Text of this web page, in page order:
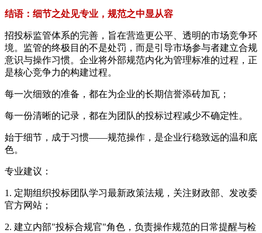
结语：细节之处见专业，规范之中显从容
招投标监管体系的完善，旨在营造更公平、透明的市场竞争环
境。监管的终极目的不是处罚，而是引导市场参与者建立合规
意识与操作习惯。企业将外部规范内化为管理标准的过程，正
是核心竞争力的构建过程。
每一次细致的准备，都在为企业的长期信誉添砖加瓦；
每一份清晰的记录，都在为团队的投标过程减少不确定性。
始于细节，成于习惯——规范操作，是企业行稳致远的温和底
色。
专业建议：
1. 定期组织投标团队学习最新政策法规，关注财政部、发改委
官方网站；
2. 建立内部"投标合规官"角色，负责操作规范的日常提醒与检